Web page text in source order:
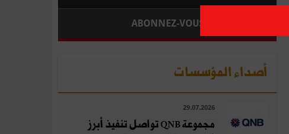
ABONNEZ-VOUS
أصداء المؤسسات
29.07.2026
مجموعة QNB تواصل تنفيذ أبرز